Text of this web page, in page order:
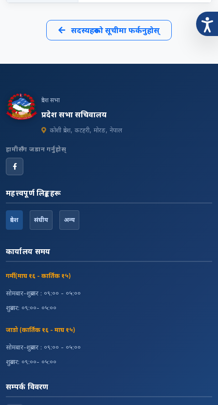
सदस्यहरूको सूचीमा फर्कनुहोस्
प्रदेश सभा
प्रदेश सभा सचिवालय
कोशी प्रदेश, कटहरी, मोरङ, नेपाल
हामीसँग जडान गर्नुहोस्
महत्त्वपूर्ण लिङ्कहरू
प्रदेश संघीय अन्य
कार्यालय समय
गर्मी (माघ १६ - कार्तिक १५)
सोमबार-शुक्रबार : ०९:०० - ०५:००
शुक्रबार: ०९:००- ०५:००
जाडो (कार्तिक १६ - माघ १५)
सोमबार-शुक्रबार : ०९:०० - ०५:००
शुक्रबार: ०९:००- ०५:००
सम्पर्क विवरण